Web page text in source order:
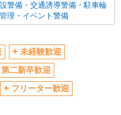
車通勤OK
費支給
・育休取得実績あり
手当（家族・役職・インセン
ブなど）あり
制度あり
警備・交通誘導警備・駐車輪
理・イベント警備
未経験歓迎
二新卒歓迎
フリーター歓迎